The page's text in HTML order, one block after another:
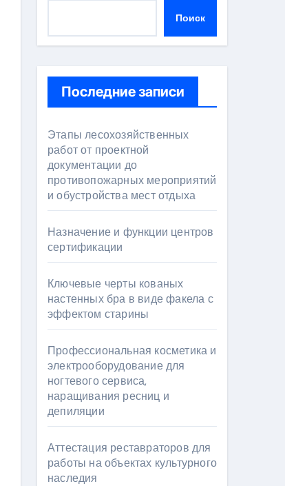
Поиск
Последние записи
Этапы лесохозяйственных
работ от проектной
документации до
противопожарных мероприятий
и обустройства мест отдыха
Назначение и функции центров
сертификации
Ключевые черты кованых
настенных бра в виде факела с
эффектом старины
Профессиональная косметика и
электрооборудование для
ногтевого сервиса,
наращивания ресниц и
депиляции
Аттестация реставраторов для
работы на объектах культурного
наследия